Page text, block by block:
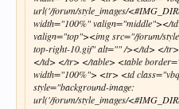
url('/forum/style_images/
width="100%" valign="middle"></
valign="top"><img src="/forum/
top-right-10.gif" alt="" /></td> </
</td> </tr> </table> <table
width="100%"> <tr> <td
style="background-image:
url('/forum/style_images/